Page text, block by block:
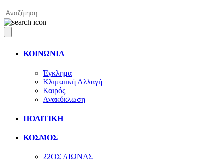
ΚΟΙΝΩΝΙΑ
Έγκλημα
Κλιματική Αλλαγή
Καιρός
Ανακύκλωση
ΠΟΛΙΤΙΚΗ
ΚΟΣΜΟΣ
22ΟΣ ΑΙΩΝΑΣ